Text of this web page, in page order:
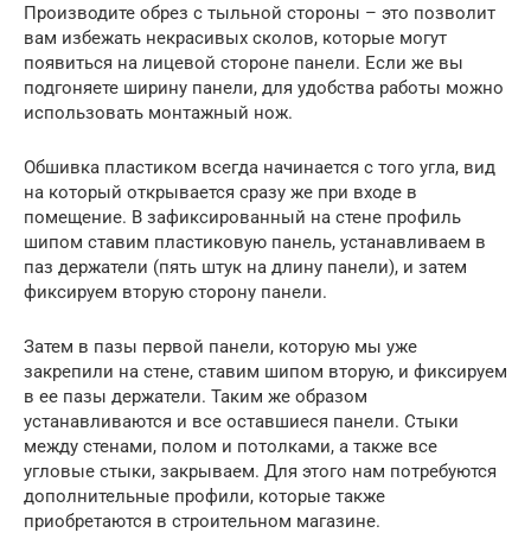
Производите обрез с тыльной стороны – это позволит
вам избежать некрасивых сколов, которые могут
появиться на лицевой стороне панели. Если же вы
подгоняете ширину панели, для удобства работы можно
использовать монтажный нож.
Обшивка пластиком всегда начинается с того угла, вид
на который открывается сразу же при входе в
помещение. В зафиксированный на стене профиль
шипом ставим пластиковую панель, устанавливаем в
паз держатели (пять штук на длину панели), и затем
фиксируем вторую сторону панели.
Затем в пазы первой панели, которую мы уже
закрепили на стене, ставим шипом вторую, и фиксируем
в ее пазы держатели. Таким же образом
устанавливаются и все оставшиеся панели. Стыки
между стенами, полом и потолками, а также все
угловые стыки, закрываем. Для этого нам потребуются
дополнительные профили, которые также
приобретаются в строительном магазине.